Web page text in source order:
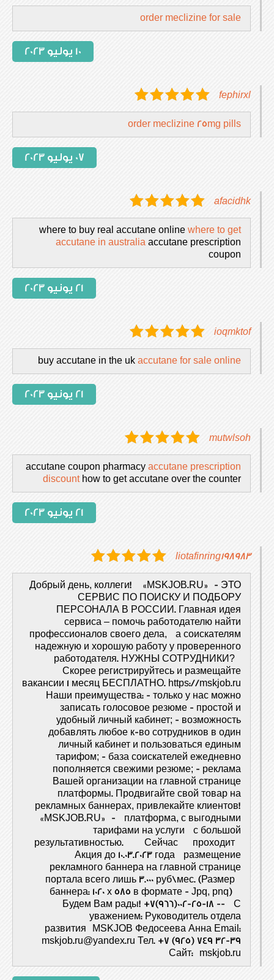
order meclizine for sale
10 يوليو 2023
fephirxl
order meclizine 25mg pills
07 يوليو 2023
afacidhk
where to buy real accutane online where to get
accutane in australia accutane prescription
coupon
21 يونيو 2023
ioqmktof
buy accutane in the uk accutane for sale online
21 يونيو 2023
mutwlsoh
accutane coupon pharmacy accutane prescription
discounthow to get accutane over the counter
21 يونيو 2023
liotafinring198983
Добрый день, коллеги! «MSKJOB.RU» - ЭТО
СЕРВИС ПО ПОИСКУ И ПОДБОРУ
ПЕРСОНАЛА В РОССИИ. Главная идея
сервиса – помочь работодателю найти
профессионалов своего дела, а соискателям
надежную и хорошую работу у проверенного
работодателя. НУЖНЫ СОТРУДНИКИ?
Скорее регистрируйтесь и размещайте
вакансии 1 месяц БЕСПЛАТНО. https://mskjob.ru
Наши преимущества: - только у нас можно
записать голосовое резюме - простой и
удобный личный кабинет; - возможность
добавлять любое к-во сотрудников в один
личный кабинет и пользоваться единым
тарифом; - база соискателей ежедневно
пополняется свежими резюме; - реклама
Вашей организации на главной странице
платформы. Продвигайте свой товар на
рекламных баннерах, привлекайте клиентов!
«MSKJOB.RU» - платформа, с выгодными
тарифами на услуги с большой
результативностью. Сейчас проходит
Акция до 10.03.2023 года размещение
рекламного баннера на главной странице
портала всего лишь 3.000 руб\мес. (Размер
баннера: 1020 x 585 в формате - Jpq, pnq)
Будем Вам рады! +7(966)002-25-18 -- C
уважением: Руководитель отдела
развития MSKJOB Федосеева Анна Email:
mskjob.ru@yandex.ru Тел. +7 (925) 749 32-39
Сайт: mskjob.ru